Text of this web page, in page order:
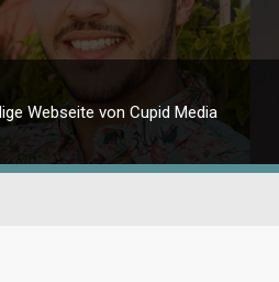
Webseite von Cupid Media